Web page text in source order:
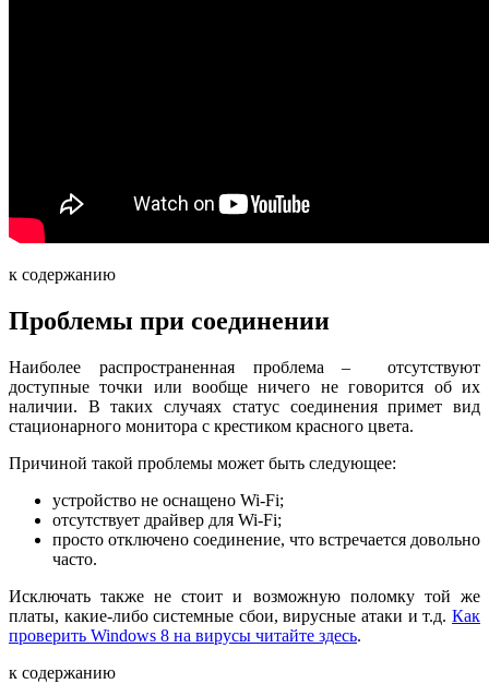
к содержанию
Проблемы при соединении
Наиболее распространенная проблема – отсутствуют
доступные точки или вообще ничего не говорится об их
наличии. В таких случаях статус соединения примет вид
стационарного монитора с крестиком красного цвета.
Причиной такой проблемы может быть следующее:
устройство не оснащено Wi-Fi;
отсутствует драйвер для Wi-Fi;
просто отключено соединение, что встречается довольно
часто.
Исключать также не стоит и возможную поломку той же
платы, какие-либо системные сбои, вирусные атаки и т.д. Как
проверить Windows 8 на вирусы читайте здесь.
к содержанию